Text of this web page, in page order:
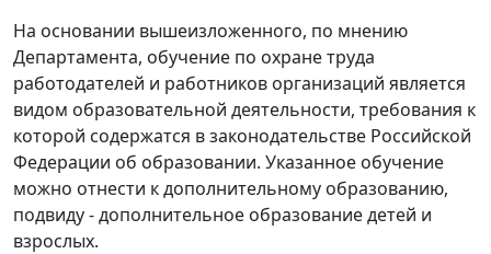
На основании вышеизложенного, по мнению
Департамента, обучение по охране труда
работодателей и работников организаций является
видом образовательной деятельности, требования к
которой содержатся в законодательстве Российской
Федерации об образовании. Указанное обучение
можно отнести к дополнительному образованию,
подвиду - дополнительное образование детей и
взрослых.